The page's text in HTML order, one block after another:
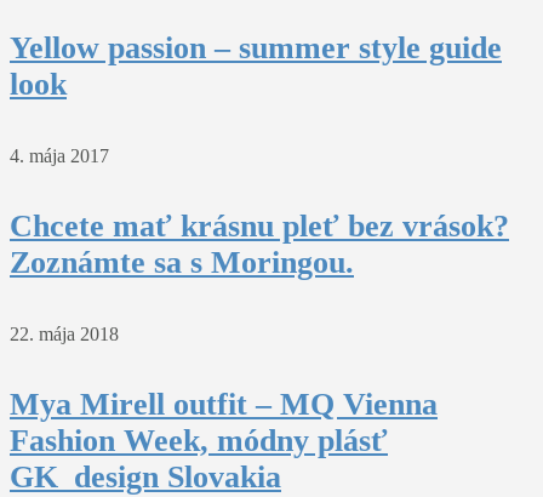
Yellow passion – summer style guide
look
4. mája 2017
Chcete mať krásnu pleť bez vrások?
Zoznámte sa s Moringou.
22. mája 2018
Mya Mirell outfit – MQ Vienna
Fashion Week, módny plásť
GK_design Slovakia